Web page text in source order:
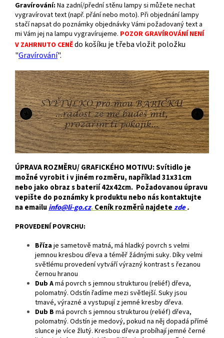
Gravírování: Na zadní/přední stěnu lampy si můžete nechat
vygravírovat text (např. přání nebo moto). Při objednání lampy
stačí napsat do poznámky objednávky Vámi požadovaný text a
mi Vám jej na lampu vygravírujeme. POZOR GRAVÍROVÁNÍ NENÍ
V ZAHRNUTO CENĚdo košíku je třeba vložit položku
"Gravírování".
ÚPRAVA ROZMĚRU/ GRAFICKÉHO MOTIVU: Svítidlo je
možné vyrobit i v jiném rozměru, například 31x31cm
nebo jako obraz s baterií 42x42cm. Požadovanou úpravu
vepište do poznámky k produktu nebo nás kontaktujte
na emailuinfo@li-go.cz.Ceník rozměrů najdetezde.
PROVEDENÍ POVRCHU:
Břízaje sametově matná, má hladký povrch s velmi
jemnou kresbou dřeva a téměř žádnými suky. Díky velmi
světlému provedení vytváří výrazný kontrast s řezanou
černou hranou
Dub Amá povrch s jemnou strukturou (reliéf) dřeva,
polomatný. Odstín řadíme mezi světlejší. Suky jsou
tmavé, výrazné a vystupují z jemné kresby dřeva.
Dub B má povrch s jemnou strukturou (reliéf) dřeva,
polomatný. Odstín je medový, pokud na něj dopadá přímé
slunce je více žlutý. Kresbou dřeva probíhají jemné černé